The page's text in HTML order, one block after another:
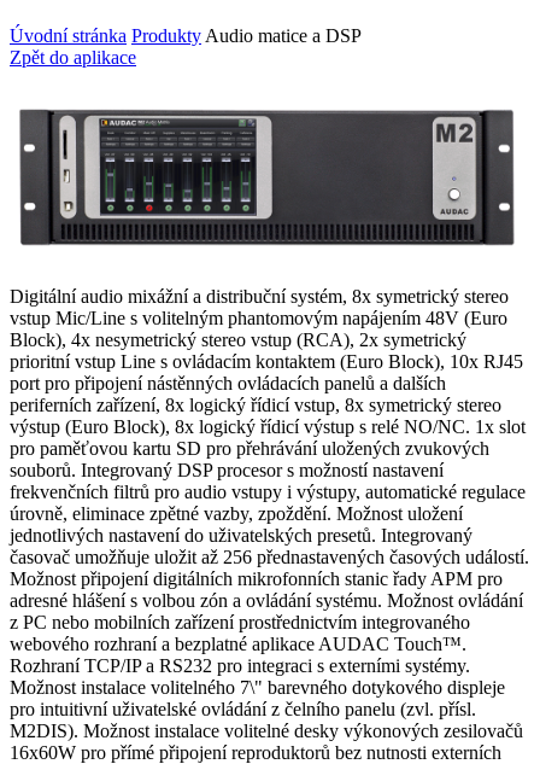
Úvodní stránka Produkty Audio matice a DSP
Zpět do aplikace
Digitální audio mixážní a distribuční systém, 8x symetrický stereo
vstup Mic/Line s volitelným phantomovým napájením 48V (Euro
Block), 4x nesymetrický stereo vstup (RCA), 2x symetrický
prioritní vstup Line s ovládacím kontaktem (Euro Block), 10x RJ45
port pro připojení nástěnných ovládacích panelů a dalších
periferních zařízení, 8x logický řídicí vstup, 8x symetrický stereo
výstup (Euro Block), 8x logický řídicí výstup s relé NO/NC. 1x slot
pro paměťovou kartu SD pro přehrávání uložených zvukových
souborů. Integrovaný DSP procesor s možností nastavení
frekvenčních filtrů pro audio vstupy i výstupy, automatické regulace
úrovně, eliminace zpětné vazby, zpoždění. Možnost uložení
jednotlivých nastavení do uživatelských presetů. Integrovaný
časovač umožňuje uložit až 256 přednastavených časových událostí.
Možnost připojení digitálních mikrofonních stanic řady APM pro
adresné hlášení s volbou zón a ovládání systému. Možnost ovládání
z PC nebo mobilních zařízení prostřednictvím integrovaného
webového rozhraní a bezplatné aplikace AUDAC Touch™.
Rozhraní TCP/IP a RS232 pro integraci s externími systémy.
Možnost instalace volitelného 7\" barevného dotykového displeje
pro intuitivní uživatelské ovládání z čelního panelu (zvl. přísl.
M2DIS). Možnost instalace volitelné desky výkonových zesilovačů
16x60W pro přímé připojení reproduktorů bez nutnosti externích